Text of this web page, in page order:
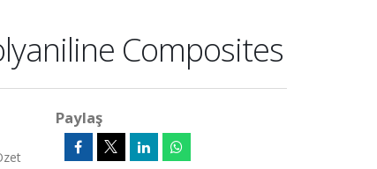
Composites
Paylaş